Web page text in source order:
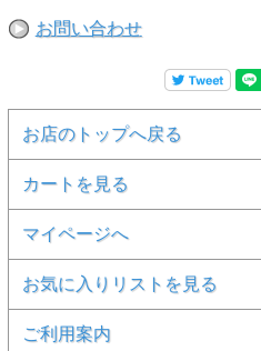
お問い合わせ
お店のトップへ戻る
カートを見る
マイページへ
お気に入りリストを見る
ご利用案内